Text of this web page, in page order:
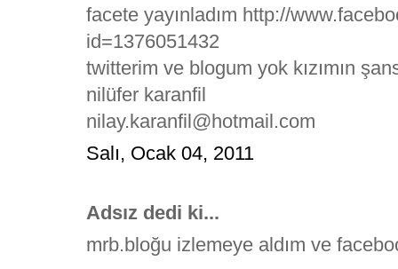
facete yayınladım http://
id=1376051432
twitterim ve blogum yok kızımın
nilüfer karanfil
nilay.karanfil@hotmail.com
Salı, Ocak 04, 2011
Adsız dedi ki...
mrb.bloğu izlemeye aldım ve